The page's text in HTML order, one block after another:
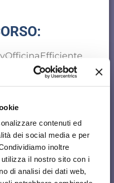
contenuti ed
dei social media e per
inoltre
il nostro sito con i
di analisi dei dati web,
il corso:
al download
fare domande in